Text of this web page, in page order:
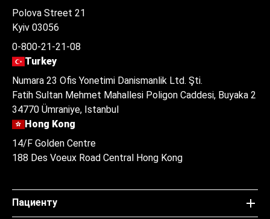
Polova Street 21
Kyiv 03056
0-800-21-21-08
Turkey
Numara 23 Ofis Yonetimi Danismanlik Ltd. Şti.
Fatih Sultan Mehmet Mahallesi Poligon Caddesi, Buyaka 2
34770 Ümraniye, Istanbul
Hong Kong
14/F Golden Centre
188 Des Voeux Road Central Hong Kong
Пациенту